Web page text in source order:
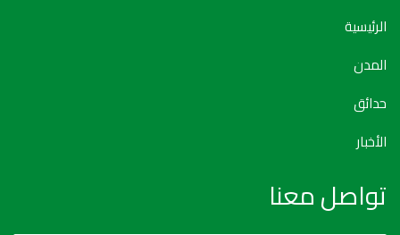
الرئيسية
المدن
حدائق
الأخبار
تواصل معنا